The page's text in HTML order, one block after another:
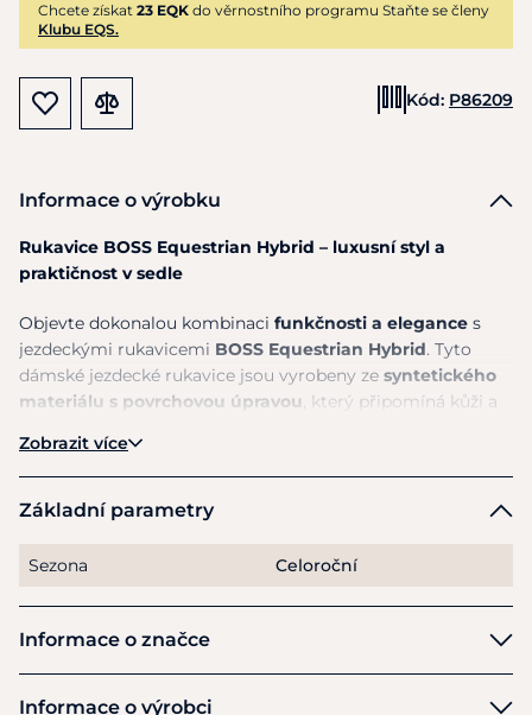
Chcete získat 23 EQK do věrnostního programu Staňte se členy
Klubu EQS.
Kód: P86209
Informace o výrobku
Rukavice BOSS Equestrian Hybrid – luxusní styl a
praktičnost v sedle
Objevte dokonalou kombinaci funkčnosti a elegance s
jezdeckými rukavicemi BOSS Equestrian Hybrid. Tyto
dámské jezdecké rukavice jsou vyrobeny ze syntetického
materiálu s povrchovou úpravou, který připomíná kůži a
Díkynastavitelnému zapínání na suchý zip
padnou a zůstanou bezpečně na místě i při náročném
tréninku.
Praní v pračce usnadňuje údržbu, zatímco
prémiový vzhled. Ideální volba pro všechny jezdkyně, které
hledají styl i výkon v jednom.
Zobrazit více
Základní parametry
Sezona Celoroční
Informace o značce
Informace o výrobci